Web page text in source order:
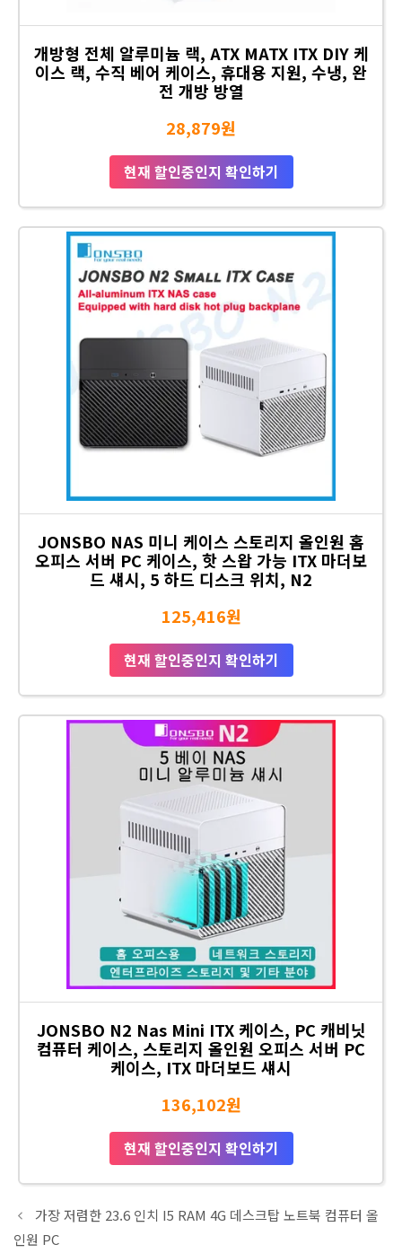
개방형 전체 알루미늄 랙, ATX MATX ITX DIY 케
이스 랙, 수직 베어 케이스, 휴대용 지원, 수냉, 완
전 개방 방열
28,879원
현재 할인중인지 확인하기
JONSBO NAS 미니 케이스 스토리지 올인원 홈
오피스 서버 PC 케이스, 핫 스왑 가능 ITX 마더보
드 섀시, 5 하드 디스크 위치, N2
125,416원
현재 할인중인지 확인하기
JONSBO N2 Nas Mini ITX 케이스, PC 캐비닛
컴퓨터 케이스, 스토리지 올인원 오피스 서버 PC
케이스, ITX 마더보드 섀시
136,102원
현재 할인중인지 확인하기
가장 저렴한 23.6 인치 I5 RAM 4G 데스크탑 노트북 컴퓨터 올
인원 PC